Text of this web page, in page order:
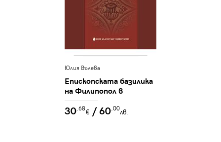
Юлия Вълева
Епископската базилика
на Филипопол в
контекст
30 .68€ / 60 .00лв.